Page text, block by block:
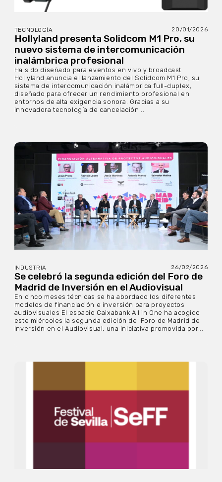
TECNOLOGÍA 20/01/2026
Hollyland presenta Solidcom M1 Pro, su
nuevo sistema de intercomunicación
inalámbrica profesional
Ha sido diseñado para eventos en vivo y broadcast
Hollyland anuncia el lanzamiento del Solidcom M1 Pro, su
sistema de intercomunicación inalámbrica full-duplex,
diseñado para ofrecer un rendimiento profesional en
entornos de alta exigencia sonora. Gracias a su
innovadora tecnología de cancelación...
INDUSTRIA 26/02/2026
Se celebró la segunda edición del Foro de
Madrid de Inversión en el Audiovisual
En cinco meses técnicas se ha abordado los diferentes
modelos de financiación e inversión para proyectos
audiovisuales El espacio Caixabank All in One ha acogido
este miércoles la segunda edición del Foro de Madrid de
Inversión en el Audiovisual, una iniciativa promovida por...